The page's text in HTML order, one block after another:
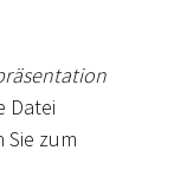
Datei
zum